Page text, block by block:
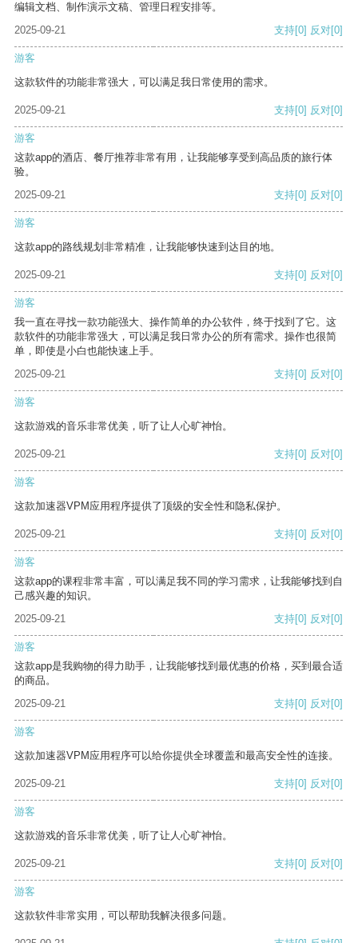
编辑文档、制作演示文稿、管理日程安排等。
2025-09-21
支持[0] 反对[0]
游客
这款软件的功能非常强大，可以满足我日常使用的需求。
2025-09-21 支持[0] 反对[0]
游客
这款app的酒店、餐厅推荐非常有用，让我能够享受到高品质的旅行体
验。
2025-09-21
支持[0] 反对[0]
游客
这款app的路线规划非常精准，让我能够快速到达目的地。
2025-09-21 支持[0] 反对[0]
游客
我一直在寻找一款功能强大、操作简单的办公软件，终于找到了它。这
款软件的功能非常强大，可以满足我日常办公的所有需求。操作也很简
单，即使是小白也能快速上手。
2025-09-21
支持[0] 反对[0]
游客
这款游戏的音乐非常优美，听了让人心旷神怡。
2025-09-21 支持[0] 反对[0]
游客
这款加速器VPM应用程序提供了顶级的安全性和隐私保护。
2025-09-21 支持[0] 反对[0]
游客
这款app的课程非常丰富，可以满足我不同的学习需求，让我能够找到自
己感兴趣的知识。
2025-09-21
支持[0] 反对[0]
游客
这款app是我购物的得力助手，让我能够找到最优惠的价格，买到最合适
的商品。
2025-09-21
支持[0] 反对[0]
游客
这款加速器VPM应用程序可以给你提供全球覆盖和最高安全性的连接。
2025-09-21 支持[0] 反对[0]
游客
这款游戏的音乐非常优美，听了让人心旷神怡。
2025-09-21 支持[0] 反对[0]
游客
这款软件非常实用，可以帮助我解决很多问题。